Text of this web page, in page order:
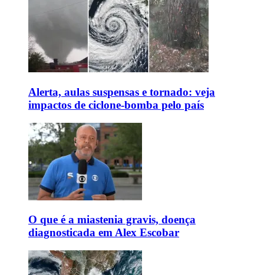
Alerta, aulas suspensas e tornado: veja
impactos de ciclone-bomba pelo país
O que é a miastenia gravis, doença
diagnosticada em Alex Escobar